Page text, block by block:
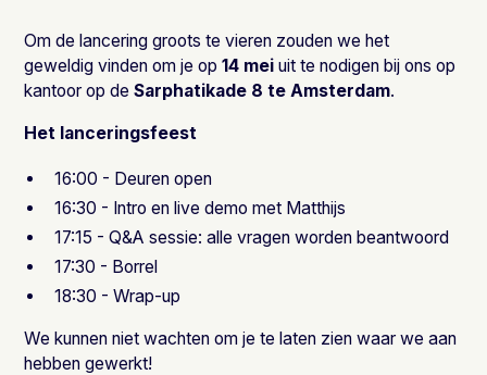
Om de lancering groots te vieren zouden we het
geweldig vinden om je op14 mei uit te nodigen bij ons op
kantoor op deSarphatikade 8 te Amsterdam.
Het lanceringsfeest
16:00 - Deuren open
16:30 - Intro en live demo met Matthijs
17:15 - Q&A sessie: alle vragen worden beantwoord
17:30 - Borrel
18:30 - Wrap-up
We kunnen niet wachten om je te laten zien waar we aan
hebben gewerkt!